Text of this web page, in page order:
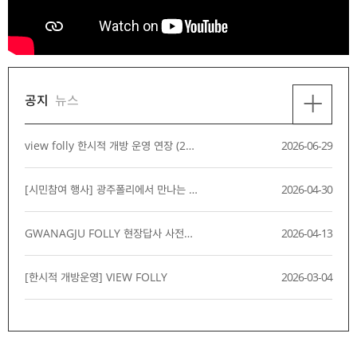
공지
view folly 한시적 개방 운영 연장 (26.07.03~11.30) 2026-06-29
[시민참여 행사] 광주폴리에서 만나는 5월의 기억 2026-04-30
GWANAGJU FOLLY 현장답사 사전신청제도 운영 및 홍보 안내 2026-04-13
[한시적 개방운영] VIEW FOLLY 2026-03-04
+
뉴스